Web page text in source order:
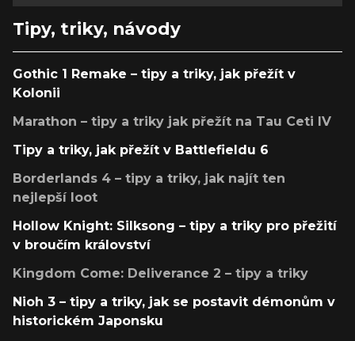
Tipy, triky, návody
Gothic 1 Remake – tipy a triky, jak přežít v
Kolonii
Marathon – tipy a triky jak přežít na Tau Ceti IV
Tipy a triky, jak přežít v Battlefieldu 6
Borderlands 4 – tipy a triky, jak najít ten
nejlepší loot
Hollow Knight: Silksong – tipy a triky pro přežití
v broučím království
Kingdom Come: Deliverance 2 – tipy a triky
Nioh 3 – tipy a triky, jak se postavit démonům v
historickém Japonsku